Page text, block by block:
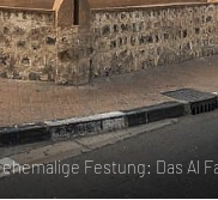
Festung: Das Al